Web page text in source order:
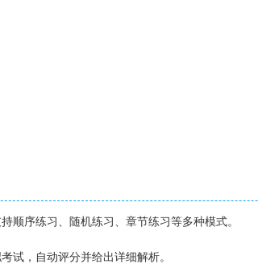
顺序练习、随机练习、章节练习等多种模式。
试，自动评分并给出详细解析。